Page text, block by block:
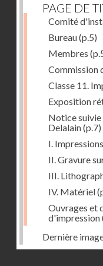
PAGE DE
Comité
Bureau(p.5)
Membres
Commission
Classe 11.
Exposition
Notice suivie
Delalain(p.7)
I.
II. Gravure
III.
IV. Matériel
Ouvrages et
d'impression
Dernière